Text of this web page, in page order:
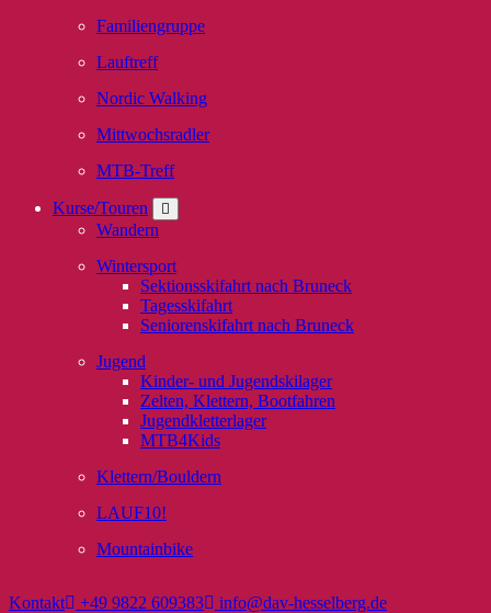
Familiengruppe
Lauftreff
Nordic Walking
Mittwochsradler
MTB-Treff
Kurse/Touren
Wandern
Wintersport
Sektionsskifahrt nach Bruneck
Tagesskifahrt
Seniorenskifahrt nach Bruneck
Jugend
Kinder- und Jugendskilager
Zelten, Klettern, Bootfahren
Jugendkletterlager
MTB4Kids
Klettern/Bouldern
LAUF10!
Mountainbike
Kontakt +49 9822 609383 info@dav-hesselberg.de